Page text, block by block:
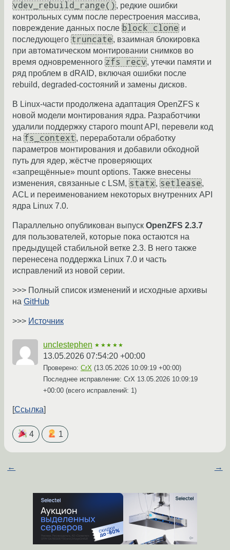
vdev_rebuild_range() , редкие ошибки
контрольных сумм после перестроения массива,
повреждение данных после block clone и
последующего truncate, взаимная блокировка
при автоматическом монтировании снимков во
время одновременного zfs recv, утечки памяти и
ряд проблем в dRAID, включая ошибки после
rebuild, degraded-состояний и замены дисков.
В Linux-части продолжена адаптация OpenZFS к
новой модели монтирования ядра. Разработчики
удалили поддержку старого mount API, перевели код
на fs_context , переработали обработку
параметров монтирования и добавили обходной
путь для ядер, жёстче проверяющих
«запрещённые» mount options. Также внесены
изменения, связанные с LSM, statx, setlease,
ACL и переименованием некоторых внутренних API
ядра Linux 7.0.
Параллельно опубликован выпуск OpenZFS 2.3.7
для пользователей, которые пока остаются на
предыдущей стабильной ветке 2.3. В него также
перенесена поддержка Linux 7.0 и часть
исправлений из новой серии.
>>> Полный список изменений и исходные архивы
на GitHub
>>> Источник
unclestephen ★★★★★
13.05.2026 07:54:20 +00:00
Проверено: CrX (13.05.2026 10:09:19 +00:00)
Последнее исправление: CrX 13.05.2026 10:09:19
+00:00 (всего исправлений: 1)
Ссылка
4 1
← →